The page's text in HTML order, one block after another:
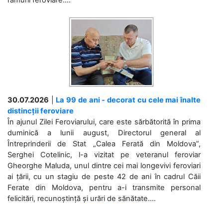
30.07.2026
La 99 de ani - decorat cu cele mai înalte
distincții feroviare
În ajunul Zilei Feroviarului, care este sărbătorită în prima
duminică a lunii august, Directorul general al
Întreprinderii de Stat „Calea Ferată din Moldova”,
Serghei Cotelinic, l-a vizitat pe veteranul feroviar
Gheorghe Maluda, unul dintre cei mai longevivi feroviari
ai țării, cu un stagiu de peste 42 de ani în cadrul Căii
Ferate din Moldova, pentru a-i transmite personal
felicitări, recunoștință și urări de sănătate....